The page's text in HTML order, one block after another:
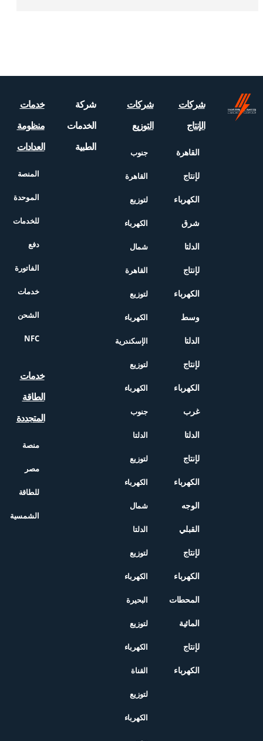
شركات
الإنتاج
القاهرة
لإنتاج
الكهرباء
شرق
الدلتا
لإنتاج
الكهرباء
وسط
الدلتا
لإنتاج
الكهرباء
غرب
الدلتا
لإنتاج
الكهرباء
الوجه
القبلي
لإنتاج
الكهرباء
المحطات
المائية
لإنتاج
الكهرباء
شركات
التوزيع
جنوب
القاهرة
لتوزيع
الكهرباء
شمال
القاهرة
لتوزيع
الكهرباء
الإسكندرية
لتوزيع
الكهرباء
جنوب
الدلتا
لتوزيع
الكهرباء
شمال
الدلتا
لتوزيع
الكهرباء
البحيرة
لتوزيع
الكهرباء
القناة
لتوزيع
الكهرباء
شركة
الخدمات
الطبية
خدمات
منظومة
العدادات
المنصة
الموحدة
للخدمات
دفع
الفاتورة
خدمات
الشحن
NFC
خدمات
الطاقة
المتجددة
منصة
مصر
للطاقة
الشمسية